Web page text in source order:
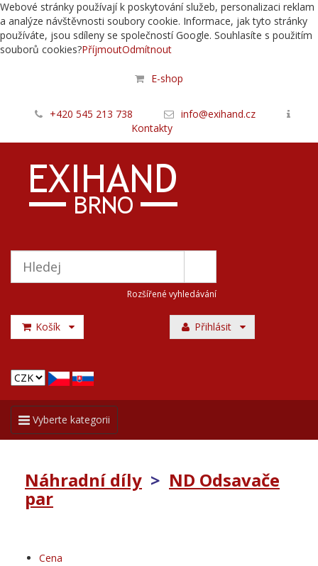
Webové stránky používají k poskytování služeb, personalizaci reklam
a analýze návštěvnosti soubory cookie. Informace, jak tyto stránky
používáte, jsou sdíleny se společností Google. Souhlasíte s použitím
souborů cookies?PříjmoutOdmítnout
E-shop
+420 545 213 738
info@exihand.cz
Kontakty
Rozšířené vyhledávání
Košík Přihlásit
Toggle
navigation
Vyberte kategorii
Náhradní díly > ND Odsavače
par
Cena